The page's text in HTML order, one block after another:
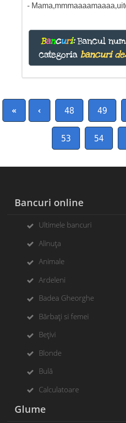
-
Bancuri:Bancul
categoria bancuri
« ‹ 48 49
53 54
Bancuri online
Ultimele bancuri
Alinuța
Animale
Ardeleni
Badea Gheorghe
Bărbați si femei
Bețivi
Blonde
Bulă
Calculatoare
Glume